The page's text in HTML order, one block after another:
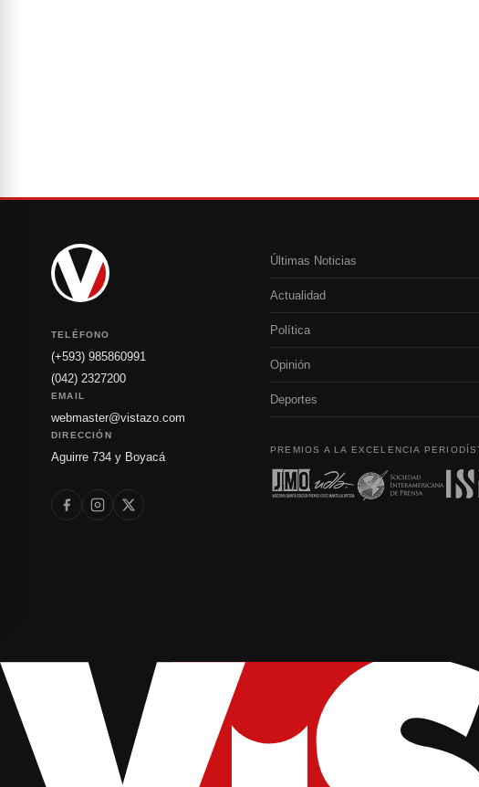
TELÉFONO
(+593) 985860991
(042) 2327200
EMAIL
webmaster@vistazo.com
DIRECCIÓN
Aguirre 734 y Boyacá
Últimas Noticias
Actualidad
Política
Opinión
Deportes
PREMIOS A LA EXCELENCIA